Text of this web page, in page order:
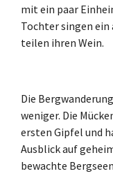
mit ein paar
Tochter singen
teilen ihren Wein.
Die
weniger. Die
ersten Gipfel und
Ausblick auf
bewachte